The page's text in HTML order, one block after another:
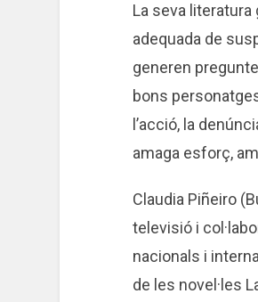
La seva literatura
adequada de
generen
bons
l’acció, la
amaga esforç,
Claudia Piñeiro
televisió i
nacionals i
de les novel·les